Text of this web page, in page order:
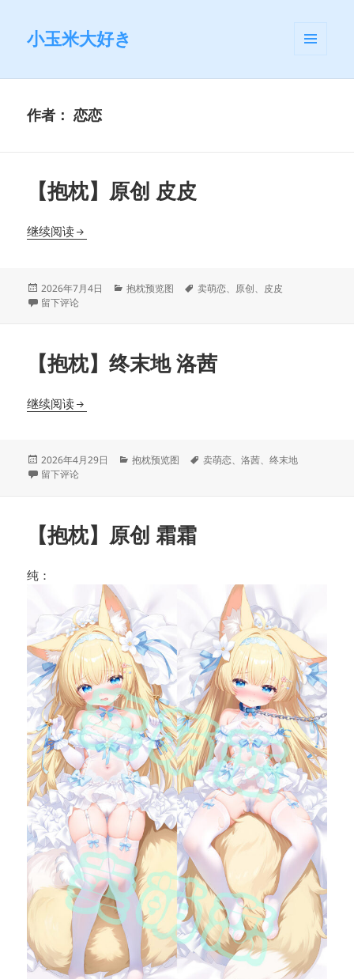
小玉米大好き
挂件
作者：恋恋
【抱枕】原创 皮皮
继续阅读【抱枕】原创 皮皮
发
布
2026年7月4日
分
抱枕预览图
标
卖萌恋、 原创、 皮皮
于【抱枕】原创 皮皮
留下评论
【抱枕】终末地 洛茜
继续阅读【抱枕】终末地 洛茜
发
布
2026年4月29日
分
抱枕预览图
标
卖萌恋、洛茜、终末地
于【抱枕】终末地 洛茜
留下评论
【抱枕】原创 霜霜
纯：